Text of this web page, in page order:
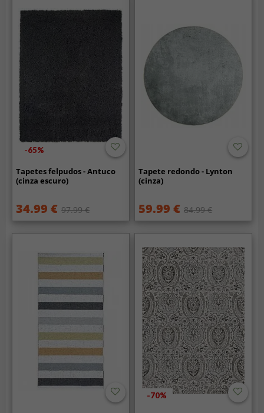
-65%
Tapetes felpudos - Antuco
(cinza escuro)
34.99 € 97.99 €
Tapete redondo - Lynton
(cinza)
59.99 € 84.99 €
-70%